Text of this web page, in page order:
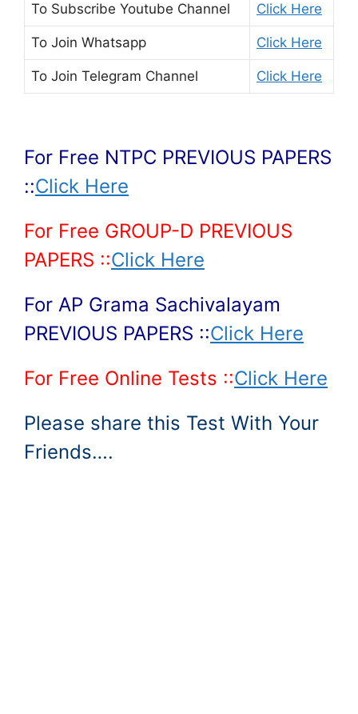
To Subscribe Youtube Channel Click Here
To Join Whatsapp Click Here
To Join Telegram Channel Click Here
For Free NTPC PREVIOUS PAPERS
::Click Here
For Free GROUP-D PREVIOUS
PAPERS ::Click Here
For AP Grama Sachivalayam
PREVIOUS PAPERS ::Click Here
For Free Online Tests ::Click Here
Please share this Test With Your
Friends….